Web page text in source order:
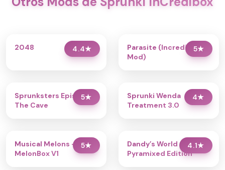
4.4★
2048 5★
Parasite (Incredibox
Mod)
5★
Sprunksters Episode 2:
The Cave
4★
Sprunki Wenda
Treatment 3.0
5★
Musical Melons –
MelonBox V1
4.1★
Dandy’s World
Pyramixed Edition